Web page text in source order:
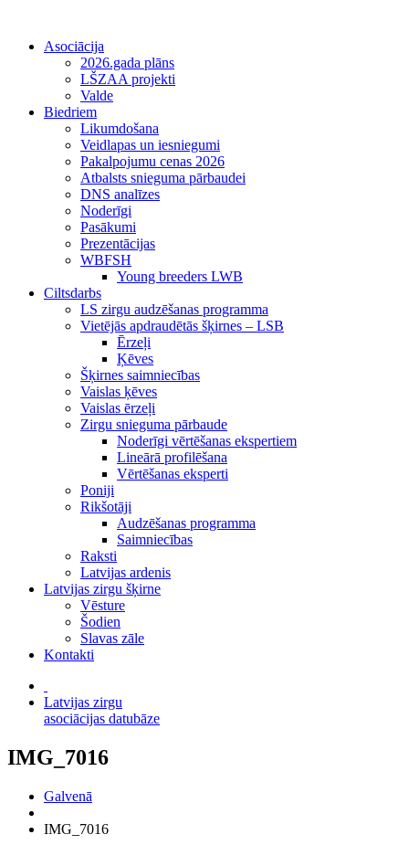
Asociācija
2026.gada plāns
LŠZAA projekti
Valde
Biedriem
Likumdošana
Veidlapas un iesniegumi
Pakalpojumu cenas 2026
Atbalsts snieguma pārbaudei
DNS analīzes
Noderīgi
Pasākumi
Prezentācijas
WBFSH
Young breeders LWB
Ciltsdarbs
LS zirgu audzēšanas programma
Vietējās apdraudētās šķirnes – LSB
Ērzeļi
Ķēves
Šķirnes saimniecības
Vaislas ķēves
Vaislas ērzeļi
Zirgu snieguma pārbaude
Noderīgi vērtēšanas ekspertiem
Lineārā profilēšana
Vērtēšanas eksperti
Poniji
Rikšotāji
Audzēšanas programma
Saimniecības
Raksti
Latvijas ardenis
Latvijas zirgu šķirne
Vēsture
Šodien
Slavas zāle
Kontakti
Latvijas zirgu
asociācijas datubāze
IMG_7016
Galvenā
IMG_7016